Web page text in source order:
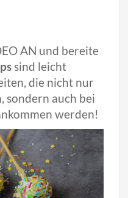
AN und bereite
sind leicht
die nicht nur
sondern auch bei
werden!